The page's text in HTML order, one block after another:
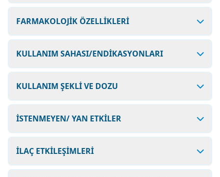
FARMAKOLOJİK ÖZELLİKLERİ
KULLANIM SAHASI/ENDİKASYONLARI
KULLANIM ŞEKLİ VE DOZU
İSTENMEYEN/ YAN ETKİLER
İLAÇ ETKİLEŞİMLERİ